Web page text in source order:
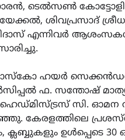
ടെൽസൺ
ശിവപ്രസാദ്
എന്നിവർ
ഹയർ
ഫ. സന്തോഷ്
സി. ഓമന
കേരളത്തിലെ
ഉൾപ്പെടെ 30